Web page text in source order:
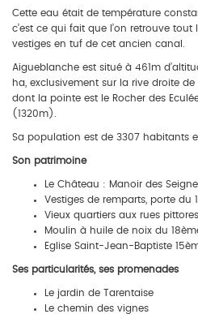
Cette eau était de température
c’est ce qui fait que l’on retrouve
vestiges en tuf de cet ancien canal.
Aigueblanche est situé à 461m
ha, exclusivement sur la rive droite de
dont la pointe est le Rocher des
(1320m).
Sa population est de 3307 habitants
Son patrimoine
Le Château : Manoir des
Vestiges de remparts, porte du
Vieux quartiers aux rues
Moulin à huile de noix du
Eglise Saint-Jean-Baptiste
Ses particularités, ses promenades
Le jardin de Tarentaise
Le chemin des vignes